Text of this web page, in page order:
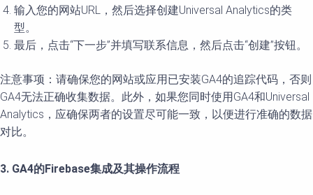
输入您的网站URL，然后选择创建Universal Analytics的类
型。
最后，点击“下一步”并填写联系信息，然后点击“创建”按钮。
注意事项：请确保您的网站或应用已安装GA4的追踪代码，否则
GA4无法正确收集数据。此外，如果您同时使用GA4和Universal
Analytics，应确保两者的设置尽可能一致，以便进行准确的数据
对比。
3. GA4的Firebase集成及其操作流程